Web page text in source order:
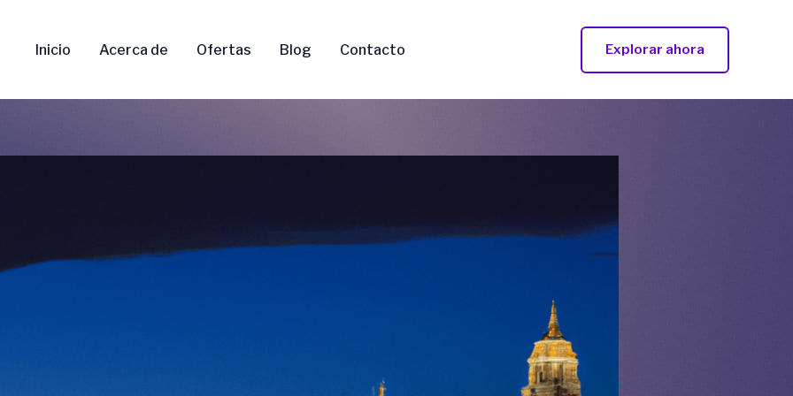
Inicio Acerca de Ofertas Blog Contacto Explorar ahora